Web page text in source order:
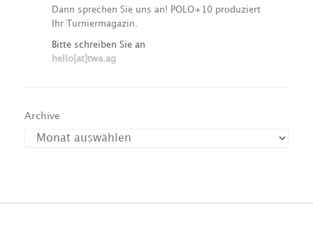
Dann sprechen Sie uns an! POLO+10 produziert
Ihr Turniermagazin.
Bitte schreiben Sie an
hello[at]twa.ag
Archive